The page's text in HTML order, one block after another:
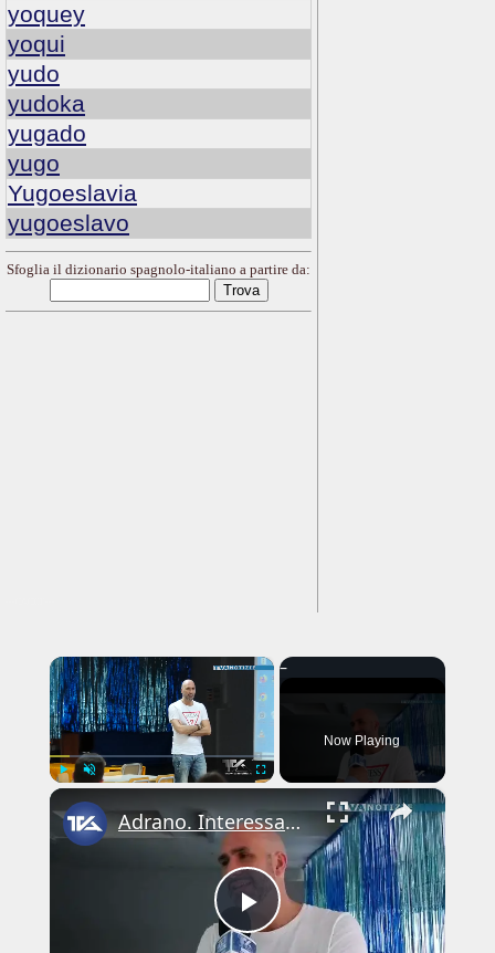
yoquey
yoqui
yudo
yudoka
yugado
yugo
Yugoeslavia
yugoeslavo
Sfoglia il dizionario spagnolo-italiano a partire da:
×
Now Playing
×
Play
Adrano. Interessante incontro al liceo “Verga” con il prof. Fabio Gamberini. Studenti del Linguistic